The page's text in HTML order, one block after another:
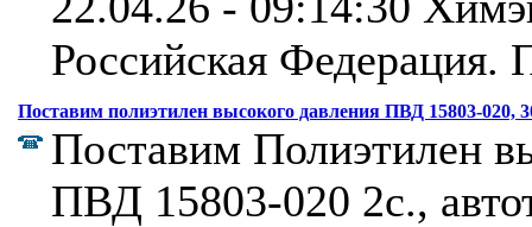
Российская Федерация.
Поставим полиэтилен высокого давления ПВД 15803-020,
Поставим Полиэтилен
ПВД 15803-020 2с.,